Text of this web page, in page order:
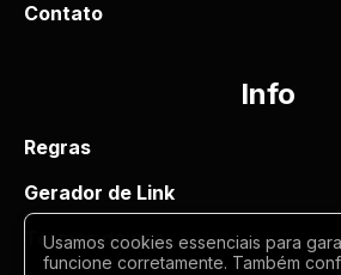
Contato
Info
Regras
Gerador de Link
Termos de uso
Usamos cookies essenciais para
funcione corretamente. Também